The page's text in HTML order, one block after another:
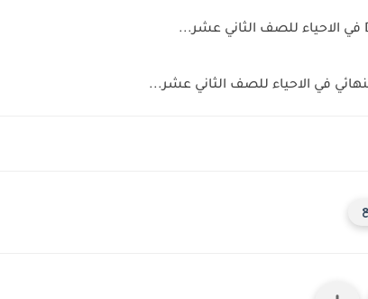
في الاحياء للصف الثاني عشر...